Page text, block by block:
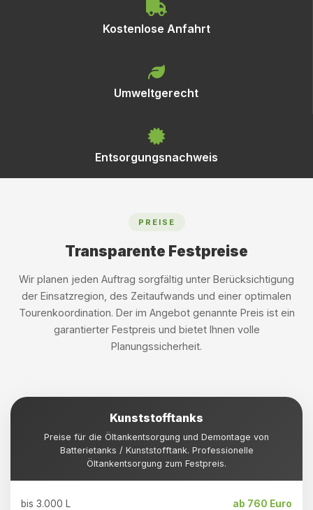
Kostenlose Anfahrt
Umweltgerecht
Entsorgungsnachweis
PREISE
Transparente Festpreise
Wir planen jeden Auftrag sorgfältig unter Berücksichtigung
der Einsatzregion, des Zeitaufwands und einer optimalen
Tourenkoordination. Der im Angebot genannte Preis ist ein
garantierter Festpreis und bietet Ihnen volle
Planungssicherheit.
Kunststofftanks
Preise für die Öltankentsorgung und Demontage von
Batterietanks / Kunststofftank. Professionelle
Öltankentsorgung zum Festpreis.
bis 3.000 L ab 760 Euro